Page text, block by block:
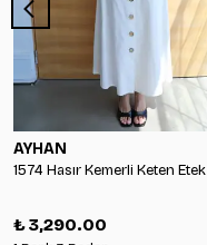
AYHAN
1574 Hasır Kemerli Keten Etek
₺ 3,290.00